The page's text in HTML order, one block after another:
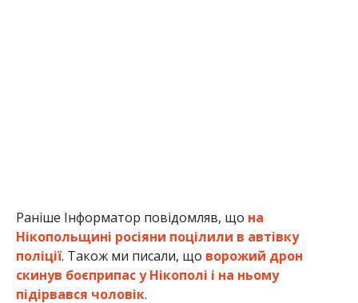
Раніше Інформатор повідомляв, що на
Нікопольщині росіяни поцілили в автівку
поліції. Також ми писали, що ворожий дрон
скинув боєприпас у Нікополі і на ньому
підірвався чоловік.